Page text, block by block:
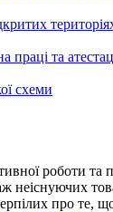
праці та
схеми
роботи та
неіснуючих
про те,